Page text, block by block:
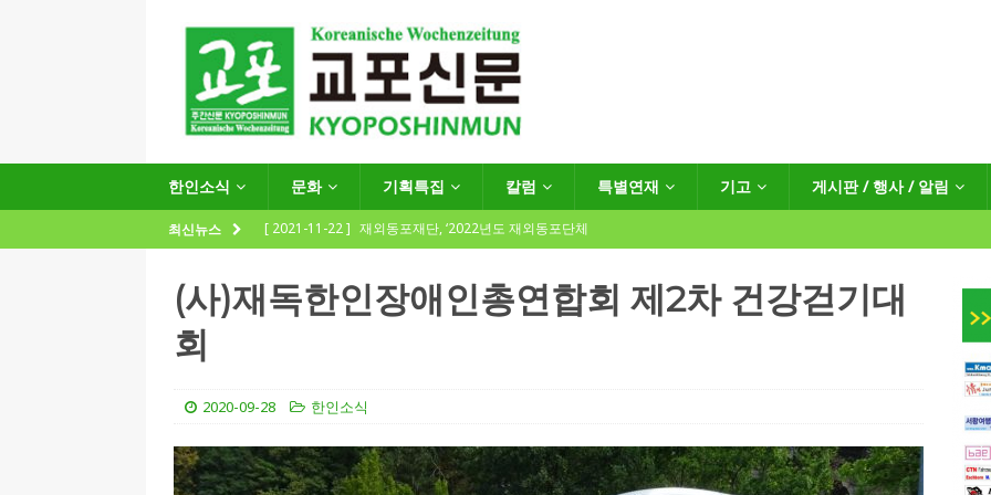
한인소식 문화 기획특집 칼럼 특별연재 기고 게시판 / 행사 / 알림
최신뉴스 [ 2021-11-22 ] 재외동포재단, ‘2022년도 재외동포단체
[ 2021-09-24 ] 함부르크한인회
(12.14일 기준)
[ 2026-07-27 ]
“재독동포와 함께하는 재독일한인체육회로 거듭나겠습니다”
한인소식
[ 2026-07-27 ] KIST 유럽연구소 30돌…“한-EU 협력 ‘가교’ 넘어 혁신 거점으로” 한인소식
(사)재독한인장애인총연합회 제2차 건강걷기대
회
2020-09-28 한인소식